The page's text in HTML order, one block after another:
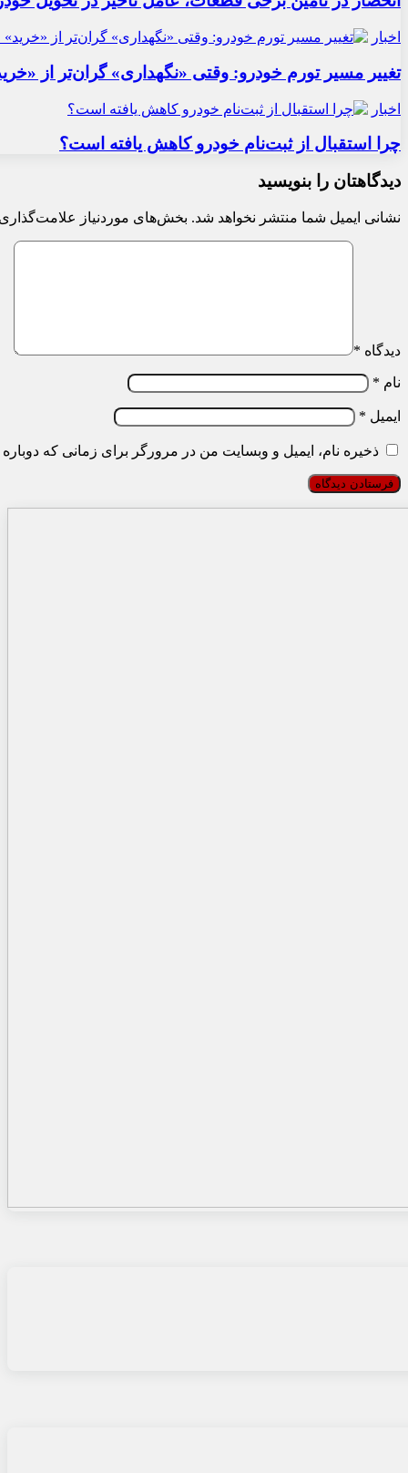
اخبار
تغییر مسیر تورم خودرو: وقتی «نگهداری» گران‌تر از
اخبار
چرا استقبال از ثبت‌نام خودرو کاهش یافته است؟
دیدگاهتان را بنویسید
نشانی ایمیل شما منتشر نخواهد شد. بخش‌های موردنیاز
دیدگاه *
نام *
ایمیل *
ذخیره نام، ایمیل و وبسایت من در مرورگر برای زمانی که